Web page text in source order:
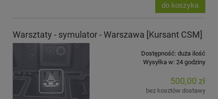
do koszyka
Warsztaty - symulator - Warszawa [Kursant CSM]
Dostępność: duża ilość
Wysyłka w: 24 godziny
500,00 zł
bez kosztów dostawy